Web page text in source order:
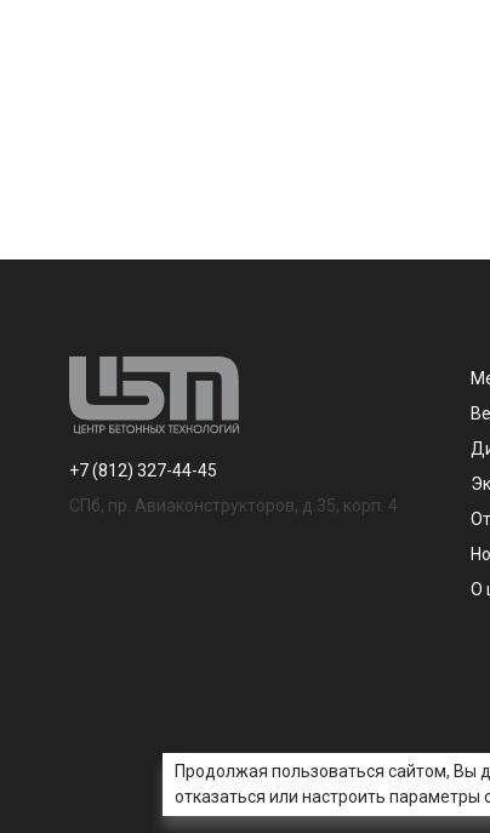
+7 (812) 327-44-45
СПб, пр. Авиаконструкторов, д.35, корп. 4
О
Продолжая пользоваться сайтом, Вы
отказаться или настроить параметры